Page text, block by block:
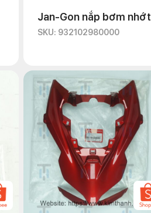
Jan-Gon nắp bơm nhớt
SKU: 932102980000